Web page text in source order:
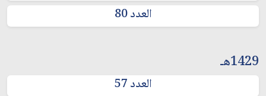
العدد 80
1429هـ
العدد 57